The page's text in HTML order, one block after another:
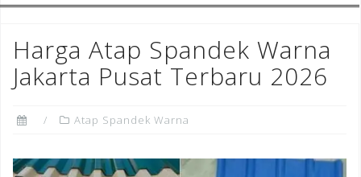
Harga Atap Spandek Warna
Jakarta Pusat Terbaru 2026
Atap Spandek Warna